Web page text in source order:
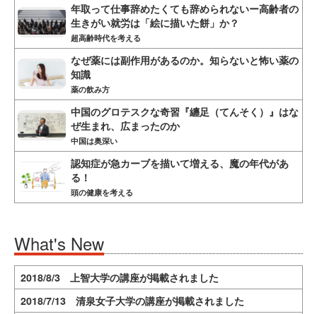
年取って仕事辞めたくても辞められないー高齢者の
生きがい就労は「絵に描いた餅」か？
超高齢時代を考える
なぜ薬には副作用があるのか。知らないと怖い薬の
知識
薬の飲み方
中国のグロテスクな奇習『纏足（てんそく）』はな
ぜ生まれ、広まったのか
中国は奥深い
認知症が急カーブを描いて増える、魔の年代があ
る！
頭の健康を考える
What's New
2018/8/3 上智大学の講座が掲載されました
2018/7/13 清泉女子大学の講座が掲載されました